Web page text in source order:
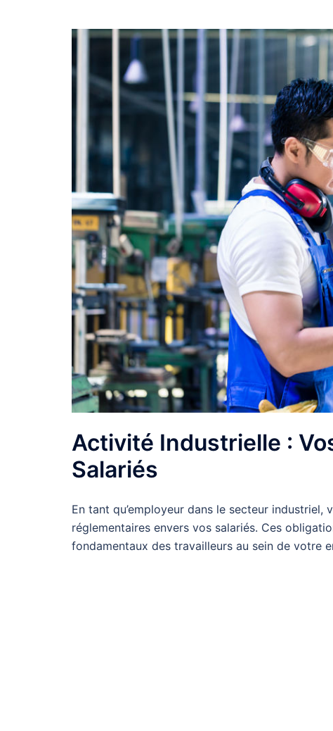
Activité Industrielle :
Salariés
En tant qu’employeur dans le secteur
réglementaires envers vos salariés. Ces
fondamentaux des travailleurs au sein de votre